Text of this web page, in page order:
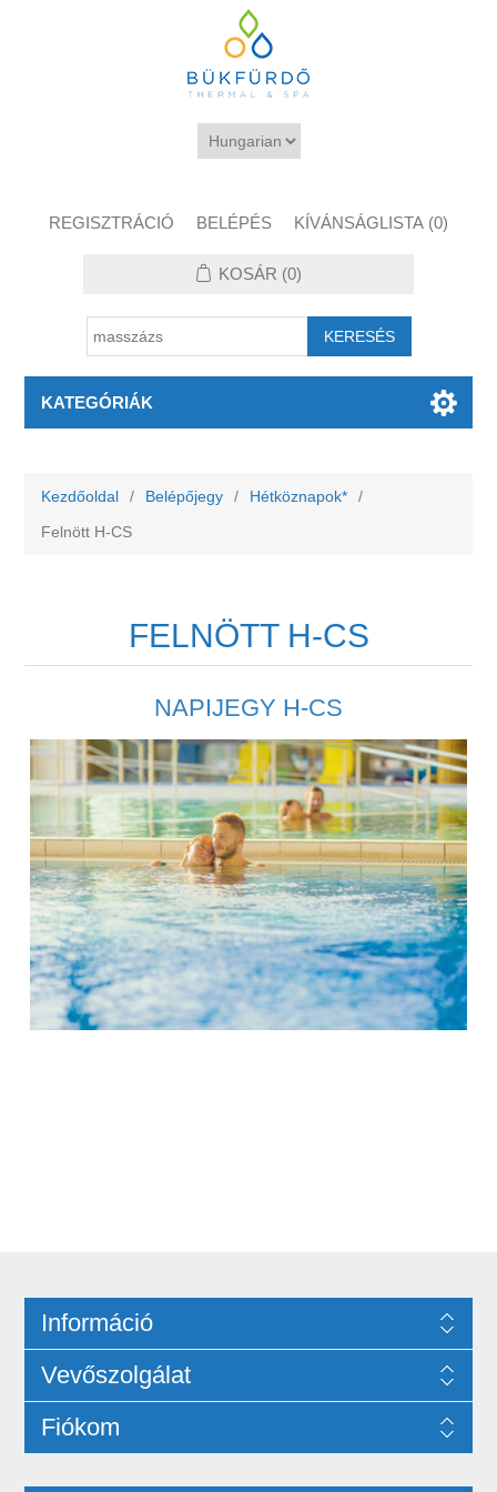
REGISZTRÁCIÓ BELÉPÉS KÍVÁNSÁGLISTA (0)
KOSÁR (0)
KATEGÓRIÁK
Kezdőoldal / Belépőjegy / Hétköznapok*
/
Felnött H-CS
FELNÖTT H-CS
NAPIJEGY H-CS
Információ
Vevőszolgálat
Fiókom